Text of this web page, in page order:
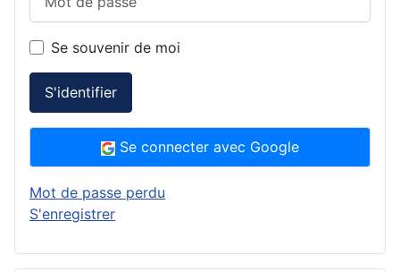
Se souvenir de moi
S'identifier
Se connecter avec Google
Mot de passe perdu
S'enregistrer